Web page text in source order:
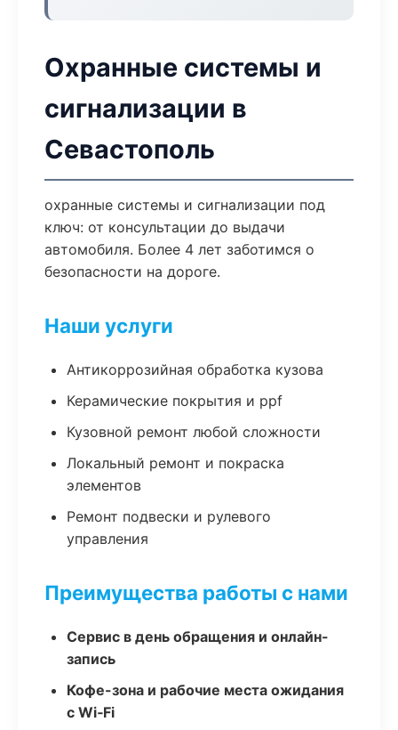
Охранные системы и
сигнализации в
Севастополь
охранные системы и сигнализации под
ключ: от консультации до выдачи
автомобиля. Более 4 лет заботимся о
безопасности на дороге.
Наши услуги
Антикоррозийная обработка кузова
Керамические покрытия и ppf
Кузовной ремонт любой сложности
Локальный ремонт и покраска
элементов
Ремонт подвески и рулевого
управления
Преимущества работы с нами
Сервис в день обращения и онлайн-
запись
Кофе-зона и рабочие места ожидания
с Wi‑Fi